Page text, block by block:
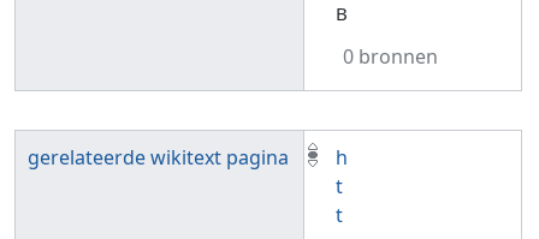
B
0 bronnen
gerelateerde wikitext pagina
h
t
t